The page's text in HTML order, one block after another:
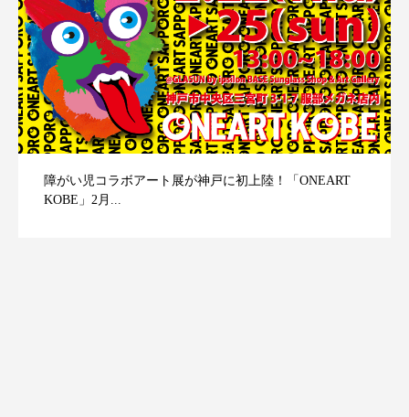
障がい児コラボアート展が神戸に初上陸！「ONEART
KOBE」2月...